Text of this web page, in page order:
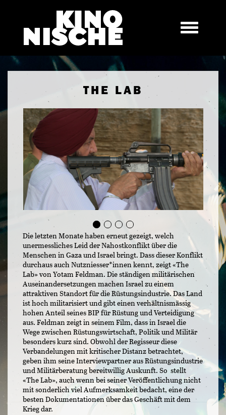
THE LAB
Die letzten Monate haben erneut gezeigt, welch
unermessliches Leid der Nahostkonflikt über die
Menschen in Gaza und Israel bringt. Dass dieser Konflikt
durchaus auch Nutzniesser*innen kennt, zeigt «The
Lab» von Yotam Feldman. Die ständigen militärischen
Auseinandersetzungen machen Israel zu einem
attraktiven Standort für die Rüstungsindustrie. Das Land
ist hoch militarisiert und gibt einen verhältnismässig
hohen Anteil seines BIP für Rüstung und Verteidigung
aus. Feldman zeigt in seinem Film, dass in Israel die
Wege zwischen Rüstungswirtschaft, Politik und Militär
besonders kurz sind. Obwohl der Regisseur diese
Verbandelungen mit kritischer Distanz betrachtet,
geben ihm seine Interviewpartner aus Rüstungsindustrie
und Militärberatung bereitwillig Auskunft. So stellt
«The Lab», auch wenn bei seiner Veröffentlichung nicht
mit sonderlich viel Aufmerksamkeit bedacht, eine der
besten Dokumentationen über das Geschäft mit dem
Krieg dar.